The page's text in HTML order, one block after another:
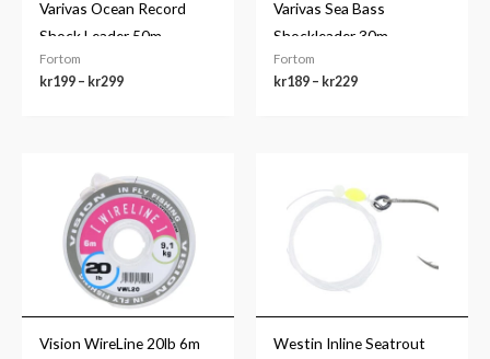
Varivas Ocean Record
Shock Leader 50m
Fortom
kr199 – kr299
Varivas Sea Bass
Shockleader 30m
Fortom
kr189 – kr229
Vision WireLine 20lb 6m
Westin Inline Seatrout